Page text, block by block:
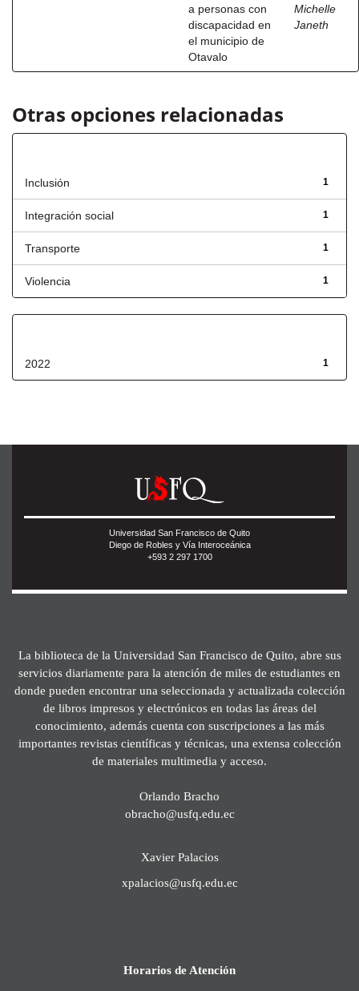
a personas con
discapacidad en
el municipio de
Otavalo
Michelle
Janeth
Otras opciones relacionadas
1
Inclusión
1
Integración social
1
Transporte
1
Violencia
1
2022
Universidad San Francisco de Quito
Diego de Robles y Vía Interoceánica
+593 2 297 1700
La biblioteca de la Universidad San Francisco de Quito, abre sus
servicios diariamente para la atención de miles de estudiantes en
donde pueden encontrar una seleccionada y actualizada colección
de libros impresos y electrónicos en todas las áreas del
conocimiento, además cuenta con suscripciones a las más
importantes revistas científicas y técnicas, una extensa colección
de materiales multimedia y acceso.
Orlando Bracho
obracho@usfq.edu.ec
Xavier Palacios
xpalacios@usfq.edu.ec
Horarios de Atención